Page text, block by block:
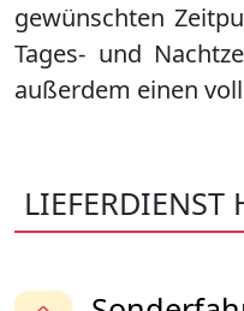
gewünschten
Tages- und
außerdem einen
LIEFERDIENST